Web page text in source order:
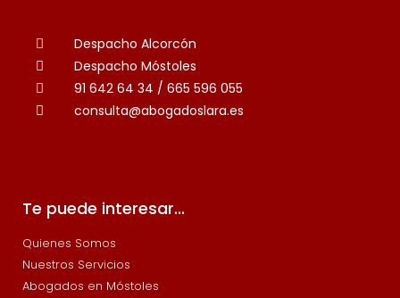
Despacho Alcorcón
Despacho Móstoles
91 642 64 34 / 665 596 055
consulta@abogadoslara.es
Te puede interesar...
Quienes Somos
Nuestros Servicios
Abogados en Móstoles